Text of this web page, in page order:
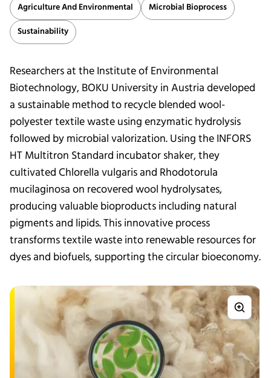
Agriculture And Environmental
Microbial Bioprocess
Sustainability
Researchers at the Institute of Environmental
Biotechnology, BOKU University in Austria developed
a sustainable method to recycle blended wool-
polyester textile waste using enzymatic hydrolysis
followed by microbial valorization. Using the INFORS
HT Multitron Standard incubator shaker, they
cultivated Chlorella vulgaris and Rhodotorula
mucilaginosa on recovered wool hydrolysates,
producing valuable bioproducts including natural
pigments and lipids. This innovative process
transforms textile waste into renewable resources for
dyes and biofuels, supporting the circular bioeconomy.